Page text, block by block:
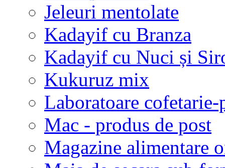
Jeleuri mentolate
Kadayif cu Branza
Kadayif cu Nuci și
Kukuruz mix
Laboratoare cofetarie-
Mac - produs de post
Magazine alimentare